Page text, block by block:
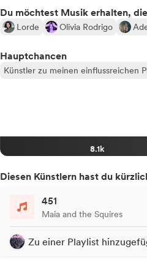
Du möchtest Musik erhalten,
Lorde Olivia Rodrigo
Hauptchancen
Künstler zu meinen einflussreichen
8.1k
Diesen Künstlern hast du
451
Maia and the Squires
Zu einer Playlist